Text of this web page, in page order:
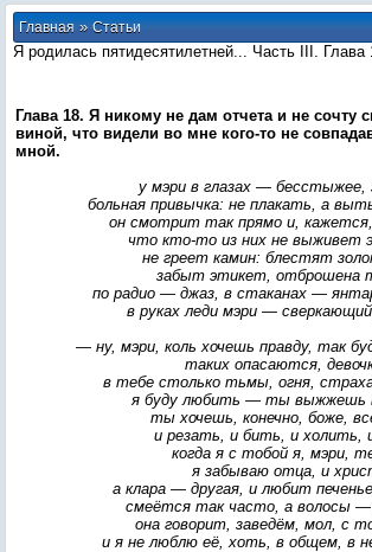
Главная»Статьи
Я родилась пятидесятилетней... Часть III. Глава
Глава 18. Я никому не дам отчета и не сочту
виной, что видели во мне кого-то не
мной.
у мэри в глазах — бесстыжее,
больная привычка: не плакать, а
он смотрит так прямо и,
что кто-то из них не выживет
не греет камин: блестят
забыт этикет, отброшена
по радио — джаз, в стаканах —
в руках леди мэри — сверкающий
— ну, мэри, коль хочешь правду, так
таких опасаются,
в тебе столько тьмы, огня,
я буду любить — ты выжжешь
ты хочешь, конечно, боже,
и резать, и бить, и холить,
когда я с тобой я, мэри,
я забываю отца, и
а клара — другая, и любит
смеётся так часто, а волосы —
она говорит, заведём, мол, с
и я не люблю её, хоть, в общем, в